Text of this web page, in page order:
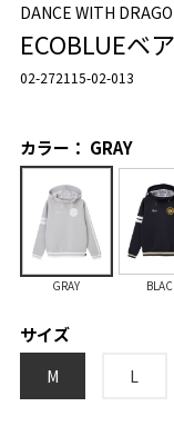
DANCE WITH
ECOBLUEベ
02-272115-02-013
カラー： GRAY
GRAY
サイズ
M L